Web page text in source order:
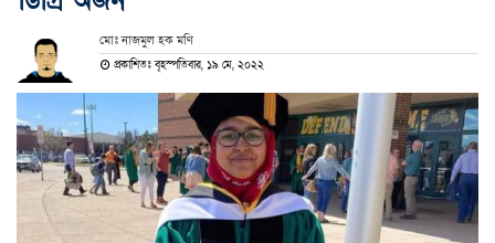
মোঃ নাজমুল হক মণি
প্রকাশিতঃ বৃহস্পতিবার, ১৯ মে, ২০২২